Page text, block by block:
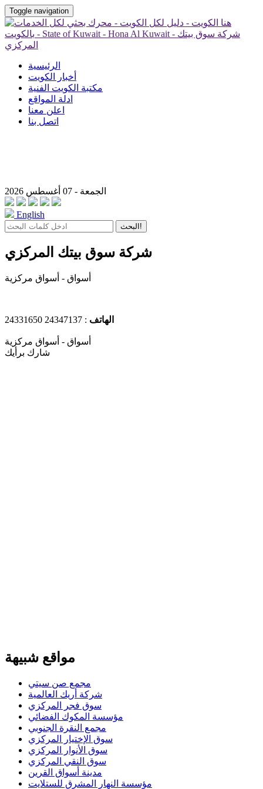
Toggle navigation
الرئيسية
أخبار الكويت
مكتبة الكويت الفنية
ادلة المواقع
اعلن معنا
اتصل بنا
الجمعة - 07 أغسطس 2026
English
البحث!
شركة سوق بيتك المركزي
أسواق - أسواق مركزية
الهاتف : 24347137 24331650
أسواق - أسواق مركزية
شارك برأيك
مواقع شبيهة
مجمع صن سيتي
شركة أريك العالمية
سوق فجر المركزي
مؤسسة المكوك الفضائي
مجمع النقرة الجنوبي
سوق الإختيار المركزي
سوق الأنوار المركزي
سوق النقي المركزي
مدينة أسواق القرين
مؤسسة النهار المشرق للستلايت